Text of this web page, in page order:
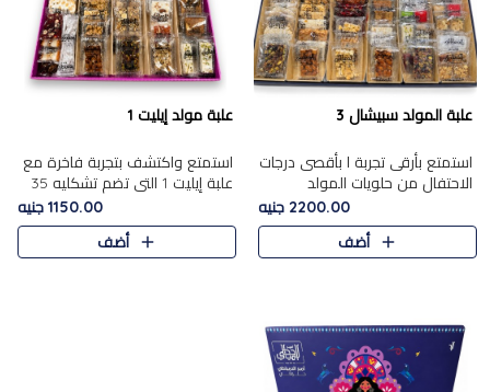
علبة المولد سبيشال 3
استمتع بأرقى تجربة ا بأقصى درجات
الاحتفال من حلويات المولد
المصريه الأصيلة مع هذه الفخامة
مع علبة سبيشال 3 التي تضم 56
قطعة من تشكيلة استثن..
2200.00 جنيه
أضف
علبة مولد إيليت 1
استمتع واكتشف بتجربة فاخرة مع
علبة إيليت 1 التي تضم تشكليه 35
قطعة من أرقى حلويات المولد
المصري الأصيلة ,معروضة بشكل
جميل في علبة أنيقة ، في..
1150.00 جنيه
أضف